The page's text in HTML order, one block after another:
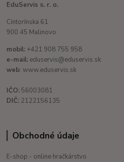
EduServis s. r. o.
Cintorínska 61
900 45 Malinovo
mobil: +421 908 755 958
e-mail: eduservis@eduservis.sk
web: www.eduservis.sk
IČO: 56003081
DIČ: 2122156135
Obchodné údaje
E-shop - online hračkárstvo